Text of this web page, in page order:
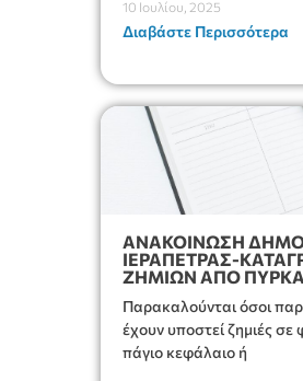
10 Ιουλίου, 2025
Διαβάστε Περισσότερα
ΑΝΑΚΟΙΝΩΣΗ
ΙΕΡΑΠΕΤΡΑΣ-
ΖΗΜΙΩΝ ΑΠΟ
Παρακαλούνται όσοι
έχουν υποστεί ζημιές σε
πάγιο κεφάλαιο ή